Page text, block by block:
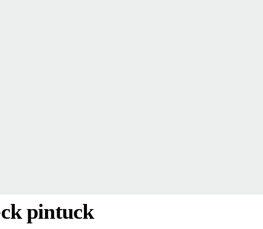
pintuck